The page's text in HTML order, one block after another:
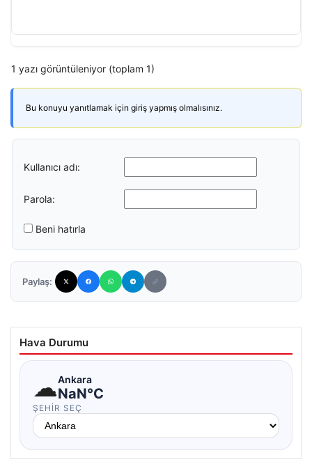
1 yazı görüntüleniyor (toplam 1)
Bu konuyu yanıtlamak için giriş yapmış olmalısınız.
Kullanıcı adı:
Parola:
Beni hatırla
Paylaş:
Hava Durumu
☁Ankara
NaN°C
ŞEHIR SEÇ